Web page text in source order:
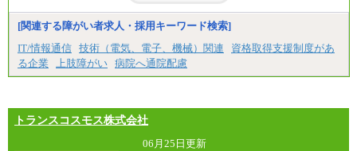
[関連する障がい者求人・採用キーワード検索]
IT/情報通信 技術（電気、電子、機械）関連
資格取得支援制度があ
る企業
上肢障がい 病院へ通院配慮
トランスコスモス株式会社
06月25日更新